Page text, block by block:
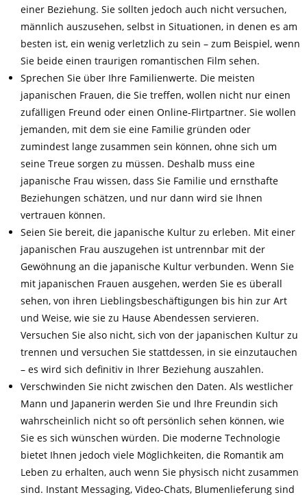
einer Beziehung. Sie sollten jedoch auch nicht versuchen,
männlich auszusehen, selbst in Situationen, in denen es am
besten ist, ein wenig verletzlich zu sein – zum Beispiel, wenn
Sie beide einen traurigen romantischen Film sehen.
Sprechen Sie über Ihre Familienwerte. Die meisten
japanischen Frauen, die Sie treffen, wollen nicht nur einen
zufälligen Freund oder einen Online-Flirtpartner. Sie wollen
jemanden, mit dem sie eine Familie gründen oder
zumindest lange zusammen sein können, ohne sich um
seine Treue sorgen zu müssen. Deshalb muss eine
japanische Frau wissen, dass Sie Familie und ernsthafte
Beziehungen schätzen, und nur dann wird sie Ihnen
vertrauen können.
Seien Sie bereit, die japanische Kultur zu erleben. Mit einer
japanischen Frau auszugehen ist untrennbar mit der
Gewöhnung an die japanische Kultur verbunden. Wenn Sie
mit japanischen Frauen ausgehen, werden Sie es überall
sehen, von ihren Lieblingsbeschäftigungen bis hin zur Art
und Weise, wie sie zu Hause Abendessen servieren.
Versuchen Sie also nicht, sich von der japanischen Kultur zu
trennen und versuchen Sie stattdessen, in sie einzutauchen
– es wird sich definitiv in Ihrer Beziehung auszahlen.
Verschwinden Sie nicht zwischen den Daten. Als westlicher
Mann und Japanerin werden Sie und Ihre Freundin sich
wahrscheinlich nicht so oft persönlich sehen können, wie
Sie es sich wünschen würden. Die moderne Technologie
bietet Ihnen jedoch viele Möglichkeiten, die Romantik am
Leben zu erhalten, auch wenn Sie physisch nicht zusammen
sind. Instant Messaging, Video-Chats, Blumenlieferung sind